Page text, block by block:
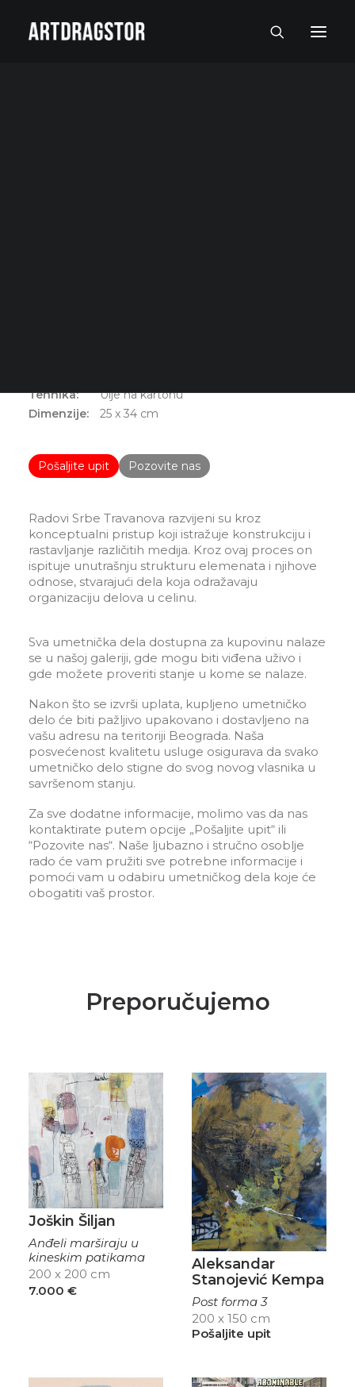
Tehnika:
Ulje na kartonu
Dimenzije:
25 x 34 cm
Pošaljite upit Pozovite nas
Radovi Srbe Travanova razvijeni su kroz
konceptualni pristup koji istražuje konstrukciju i
rastavljanje različitih medija. Kroz ovaj proces on
ispituje unutrašnju strukturu elemenata i njihove
odnose, stvarajući dela koja odražavaju
organizaciju delova u celinu.
Sva umetnička dela dostupna za kupovinu nalaze
se u našoj galeriji, gde mogu biti viđena uživo i
gde možete proveriti stanje u kome se nalaze.
Nakon što se izvrši uplata, kupljeno umetničko
delo će biti pažljivo upakovano i dostavljeno na
vašu adresu na teritoriji Beograda. Naša
posvećenost kvalitetu usluge osigurava da svako
umetničko delo stigne do svog novog vlasnika u
savršenom stanju.
Za sve dodatne informacije, molimo vas da nas
kontaktirate putem opcije „Pošaljite upit“ ili
“Pozovite nas“. Naše ljubazno i stručno osoblje
rado će vam pružiti sve potrebne informacije i
pomoći vam u odabiru umetničkog dela koje će
obogatiti vaš prostor.
Preporučujemo
Joškin Šiljan
Anđeli marširaju u
kineskim patikama
200 x 200 cm
7.000 €
Aleksandar
Stanojević Kempa
Post forma 3
200 x 150 cm
Pošaljite upit